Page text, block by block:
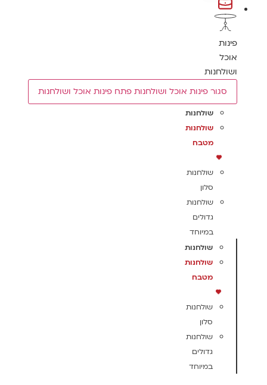
פינות
אוכל
ושולחנות
סגור פינות אוכל ושולחנות פתח פינות אוכל ושולחנות
שולחנות
שולחנות
מטבח
שולחנות
סלון
שולחנות
גדולים
במיוחד
שולחנות
שולחנות
מטבח
שולחנות
סלון
שולחנות
גדולים
במיוחד